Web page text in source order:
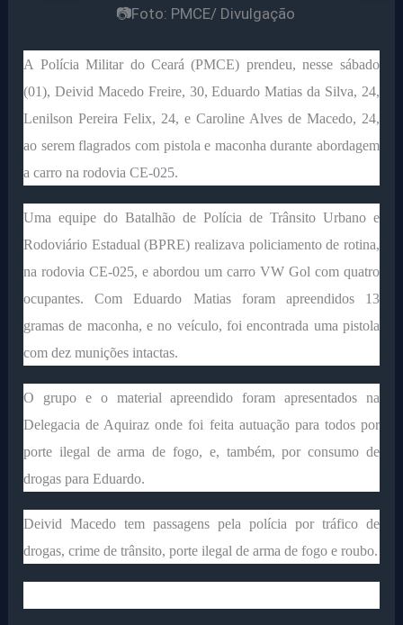
📷Foto: PMCE/ Divulgação
A Polícia Militar do Ceará (PMCE) prendeu, nesse sábado
(01), Deivid Macedo Freire, 30, Eduardo Matias da Silva, 24,
Lenilson Pereira Felix, 24, e Caroline Alves de Macedo, 24,
ao serem flagrados com pistola e maconha durante abordagem
a carro na rodovia CE-025.
Uma equipe do Batalhão de Polícia de Trânsito Urbano e
Rodoviário Estadual (BPRE) realizava policiamento de rotina,
na rodovia CE-025, e abordou um carro VW Gol com quatro
ocupantes. Com Eduardo Matias foram apreendidos 13
gramas de maconha, e no veículo, foi encontrada uma pistola
com dez munições intactas.
O grupo e o material apreendido foram apresentados na
Delegacia de Aquiraz onde foi feita autuação para todos por
porte ilegal de arma de fogo, e, também, por consumo de
drogas para Eduardo.
Deivid Macedo tem passagens pela polícia por tráfico de
drogas, crime de trânsito, porte ilegal de arma de fogo e roubo.